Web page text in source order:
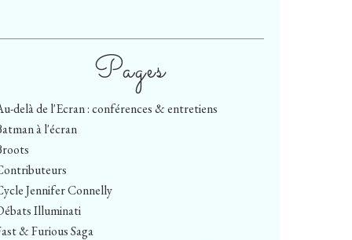
Pages
delà de l'Ecran : conférences & entretiens
à l'écran
Jennifer Connelly
Illuminati
& Furious Saga